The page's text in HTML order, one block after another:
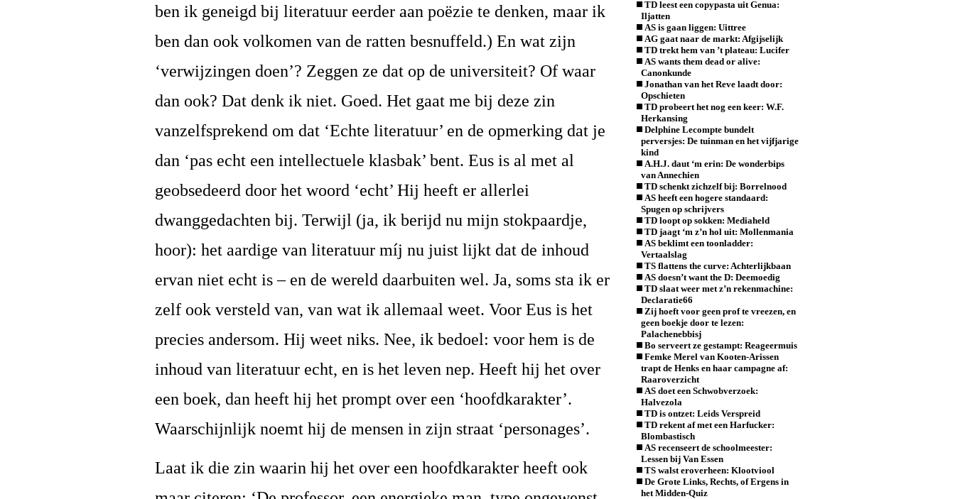
ben ik geneigd bij literatuur eerder aan poëzie te denken, maar ik
ben dan ook volkomen van de ratten besnuffeld.) En wat zijn
‘verwijzingen doen’? Zeggen ze dat op de universiteit? Of waar
dan ook? Dat denk ik niet. Goed. Het gaat me bij deze zin
vanzelfsprekend om dat ‘Echte literatuur’ en de opmerking dat je
dan ‘pas echt een intellectuele klasbak’ bent. Eus is al met al
geobsedeerd door het woord ‘echt’ Hij heeft er allerlei
dwanggedachten bij. Terwijl (ja, ik berijd nu mijn stokpaardje,
hoor): het aardige van literatuur míj nu juist lijkt dat de inhoud
ervan niet echt is – en de wereld daarbuiten wel. Ja, soms sta ik er
zelf ook versteld van, van wat ik allemaal weet. Voor Eus is het
precies andersom. Hij weet niks. Nee, ik bedoel: voor hem is de
inhoud van literatuur echt, en is het leven nep. Heeft hij het over
een boek, dan heeft hij het prompt over een ‘hoofdkarakter’.
Waarschijnlijk noemt hij de mensen in zijn straat ‘personages’.
Laat ik die zin waarin hij het over een hoofdkarakter heeft ook
TD leest een copypasta uit Genua:
Iljatten
AS is gaan liggen: Uittree
AG gaat naar de markt: Afgijselijk
TD trekt hem van ’t plateau: Lucifer
AS wants them dead or alive:
Canonkunde
Jonathan van het Reve laadt door:
Opschieten
TD probeert het nog een keer: W.F.
Herkansing
Delphine Lecompte bundelt
perversjes: De tuinman en het vijfjarige
kind
A.H.J. daut ‘m erin: De wonderbips
van Annechien
TD schenkt zichzelf bij: Borrelnood
AS heeft een hogere standaard:
Spugen op schrijvers
TD loopt op sokken: Mediaheld
TD jaagt ‘m z’n hol uit: Mollenmania
AS beklimt een toonladder:
Vertaalslag
TS flattens the curve: Achterlijkbaan
AS doesn’t want the D: Deemoedig
TD slaat weer met z’n rekenmachine:
Declaratie66
Zij hoeft voor geen prof te vreezen, en
geen boekje door te lezen:
Palachenebbisj
Bo serveert ze gestampt: Reageermuis
Femke Merel van Kooten-Arissen
trapt de Henks en haar campagne af:
Raaroverzicht
AS doet een Schwobverzoek:
Halvezola
TD is ontzet: Leids Verspreid
TD rekent af met een Harfucker:
Blombastisch
AS recenseert de schoolmeester:
Lessen bij Van Essen
TS walst eroverheen: Klootviool
De Grote Links, Rechts, of Ergens in
het Midden-Quiz